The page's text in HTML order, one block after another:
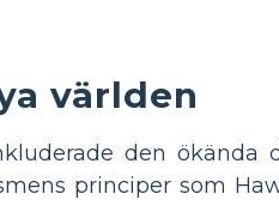
världen
den ökända
principer som